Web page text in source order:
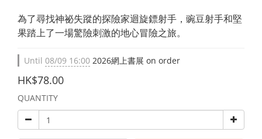
為了尋找神祕失蹤的探險家迴旋鏢射手，豌豆射手和堅
果踏上了一場驚險刺激的地心冒險之旅。
Until 08/09 16:00 2026網上書展 on order
HK$78.00
QUANTITY